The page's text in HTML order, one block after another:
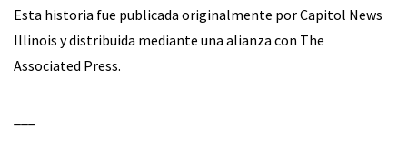
Esta historia fue publicada originalmente por Capitol News
Illinois y distribuida mediante una alianza con The
Associated Press.